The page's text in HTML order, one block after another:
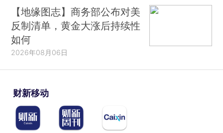
【地缘图志】商务部公布对美
反制清单，黄金大涨后持续性
如何
2026年08月06日
财新移动